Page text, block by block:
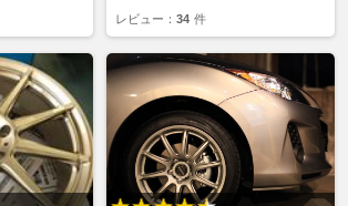
レビュー： 34 件